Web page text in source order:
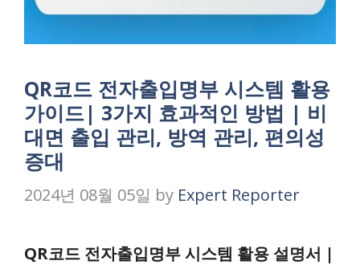
QR코드 전자출입명부 시스템 활용
가이드| 3가지 효과적인 방법 | 비
대면 출입 관리, 방역 관리, 편의성
증대
2024년 08월 05일 by Expert Reporter
QR코드 전자출입명부 시스템 활용 설명서 |